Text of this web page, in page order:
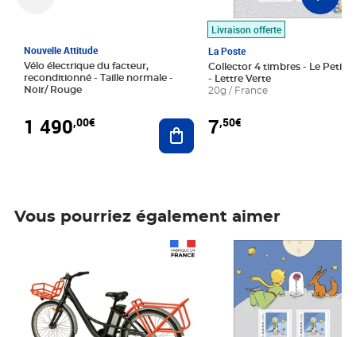
Nouvelle Attitude
Vélo électrique du facteur,
reconditionné - Taille normale -
Noir/ Rouge
1 490,00€ Ajouter au panier
Livraison offerte
La Poste
Collector 4 timbres - Le Petit
- Lettre Verte
20g / France
7,50€
Vous pourriez également aimer
Prix 7,50€